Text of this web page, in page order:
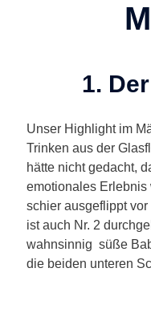
1.
Unser Highlight im
Trinken aus der
hätte nicht gedacht,
emotionales Erlebnis
schier ausgeflippt
ist auch Nr. 2
wahnsinnig süße
die beiden unteren